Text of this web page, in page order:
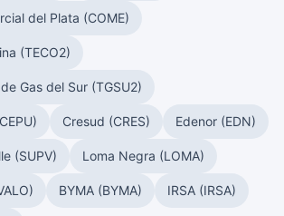
del Plata (COME)
(TECO2)
Gas del Sur (TGSU2)
Cresud (CRES) Edenor (EDN)
(SUPV) Loma Negra (LOMA)
BYMA (BYMA) IRSA (IRSA)